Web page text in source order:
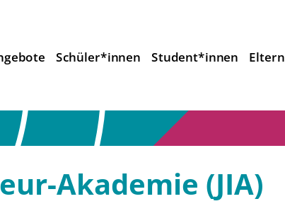
Schüler*innen Student*innen Eltern
Akademie (JIA)